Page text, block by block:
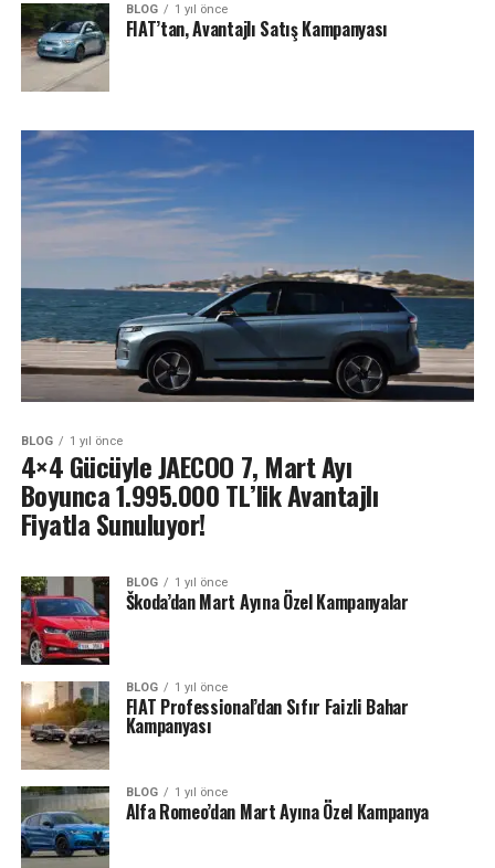
BLOG 1 yıl önce
FIAT’tan, Avantajlı Satış Kampanyası
BLOG 1 yıl önce
4×4 Gücüyle JAECOO 7, Mart Ayı
Boyunca 1.995.000 TL’lik Avantajlı
Fiyatla Sunuluyor!
BLOG 1 yıl önce
Škoda’dan Mart Ayına Özel Kampanyalar
BLOG 1 yıl önce
FIAT Professional’dan Sıfır Faizli Bahar
Kampanyası
BLOG 1 yıl önce
Alfa Romeo’dan Mart Ayına Özel Kampanya